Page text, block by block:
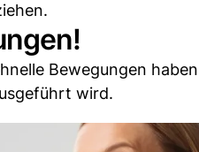
Bewegungen
wird.